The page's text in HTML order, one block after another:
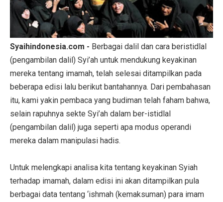
Syaihindonesia.com - Berbagai dalil dan cara beristidlal
(pengambilan dalil) Syi’ah untuk mendukung keyakinan
mereka tentang imamah, telah selesai ditampilkan pada
beberapa edisi lalu berikut bantahannya. Dari pembahasan
itu, kami yakin pembaca yang budiman telah faham bahwa,
selain rapuhnya sekte Syi’ah dalam ber-istidlal
(pengambilan dalil) juga seperti apa modus operandi
mereka dalam manipulasi hadis.
Untuk melengkapi analisa kita tentang keyakinan Syiah
terhadap imamah, dalam edisi ini akan ditampilkan pula
berbagai data tentang ‘ishmah (kemaksuman) para imam